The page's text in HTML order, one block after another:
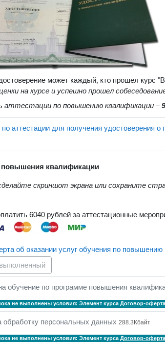
может каждый, кто прошел курс
на курсе и успешно прошел
по повышению квалификации –
по аттестации для получения удостоверения
квалификации
скриншот экрана или сохраните
6040 рублей за аттестационные
об оказании услуг обучения по
обучение по программе повышения
не выполнены условия: Элемент курса Договор-
обработку персональных данных Файл
288.3Кбайт
не выполнены условия: Элемент курса Договор-